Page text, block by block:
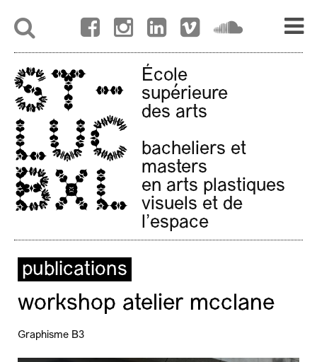
École
supérieure
des arts
bacheliers et
masters
en arts plastiques
visuels et de
l'espace
publications
workshop atelier mcclane
Graphisme B3